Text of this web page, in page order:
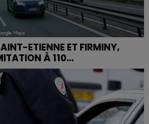
ETIENNE ET FIRMINY,
À 110...